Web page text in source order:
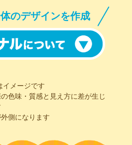
のデザインを作成
メージです
色味・質感と見え方に差が生じ
側になります